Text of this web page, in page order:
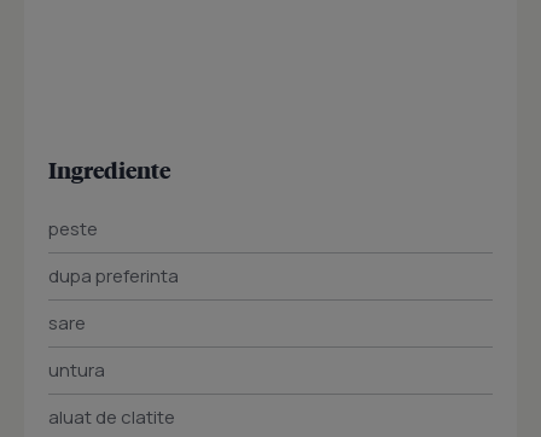
Ingrediente
peste
dupa preferinta
sare
untura
aluat de clatite